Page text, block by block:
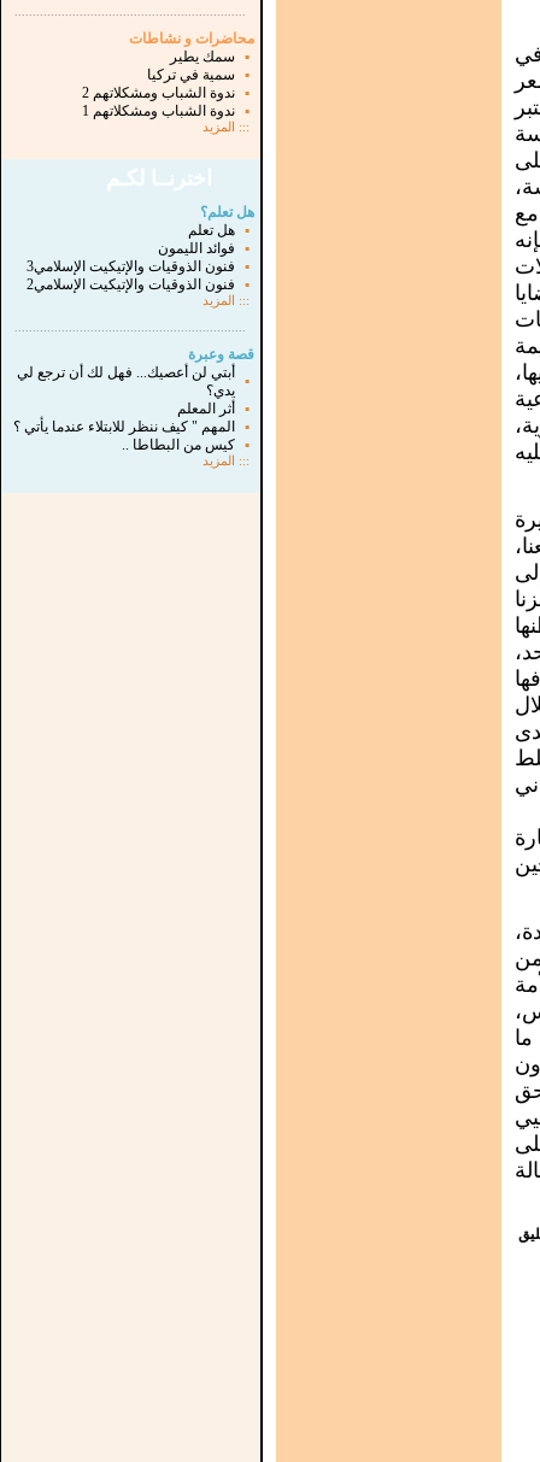
محاضرات و نشاطات
▪
سمك يطير
▪
سمية في تركيا
▪
ندوة الشباب ومشكلاتهم 2
▪
ندوة الشباب ومشكلاتهم 1
::: المزيد
اخترنــا لكـم
هل تعلم؟
▪
هل تعلم
▪
فوائد الليمون
▪
فنون الذوقيات والإتيكيت الإسلامي3
▪
فنون الذوقيات والإتيكيت الإسلامي2
:::
المزيد
قصة وعبرة
▪
أبتي لن أعصيك... فهل لك أن ترجع لي
يدي؟
▪
أثر المعلم
▪
المهم " كيف ننظر للابتلاء عندما يأتي ؟
▪
كيس من البطاطا ..
::: المزيد